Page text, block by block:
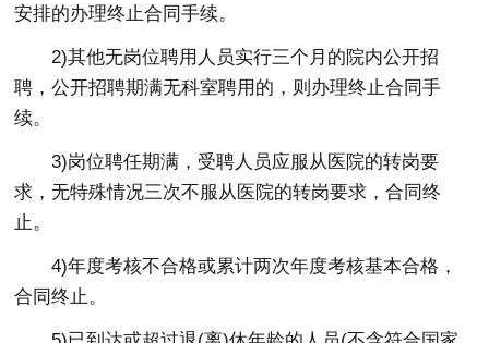
安排的办理终止合同手续。
2)其他无岗位聘用人员实行三个月的院内公开招
聘，公开招聘期满无科室聘用的，则办理终止合同手
续。
3)岗位聘任期满，受聘人员应服从医院的转岗要
求，无特殊情况三次不服从医院的转岗要求，合同终
止。
4)年度考核不合格或累计两次年度考核基本合格，
合同终止。